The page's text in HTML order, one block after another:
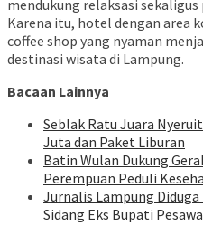
mendukung relaksasi
Karena itu, hotel dengan area
coffee shop yang nyaman
destinasi wisata di Lampung.
Bacaan Lainnya
Seblak Ratu Juara
Juta dan Paket Liburan
Batin Wulan Dukung
Perempuan Peduli
Jurnalis Lampung
Sidang Eks Bupati